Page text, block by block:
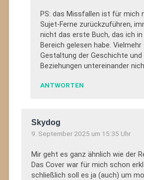
PS: das Missfallen ist für mich
Sujet-Ferne zurückzuführen,
nicht das erste Buch, das ich in
Bereich gelesen habe.
Gestaltung der Geschichte und
Beziehungen untereinander
ANTWORTEN
Skydog
9. September 2025 um 15:35 Uhr
Mir geht es ganz ähnlich wie der
Das Cover war für mich schon
schließlich soll es ja (auch) um